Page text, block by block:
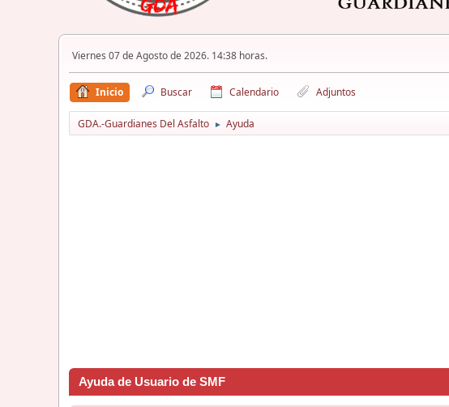
Viernes 07 de Agosto de 2026. 14:38 horas.
Inicio Buscar Calendario Adjuntos
GDA.-Guardianes Del Asfalto ► Ayuda
Ayuda de Usuario de SMF